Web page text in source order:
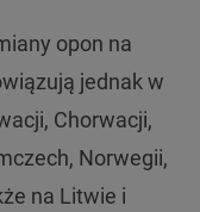
opon na
jednak w
Chorwacji,
Norwegii,
na Litwie i